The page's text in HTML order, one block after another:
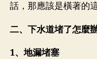
話，那應該是橫著的
二、下水道堵了怎麼
1、地漏堵塞